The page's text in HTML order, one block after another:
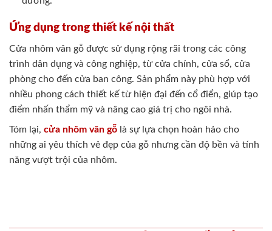
Ứng dụng trong thiết kế nội thất
Cửa nhôm vân gỗ được sử dụng rộng rãi trong các công
trình dân dụng và công nghiệp, từ cửa chính, cửa sổ, cửa
phòng cho đến cửa ban công. Sản phẩm này phù hợp với
nhiều phong cách thiết kế từ hiện đại đến cổ điển, giúp tạo
điểm nhấn thẩm mỹ và nâng cao giá trị cho ngôi nhà.
Tóm lại, cửa nhôm vân gỗ là sự lựa chọn hoàn hảo cho
những ai yêu thích vẻ đẹp của gỗ nhưng cần độ bền và tính
năng vượt trội của nhôm.